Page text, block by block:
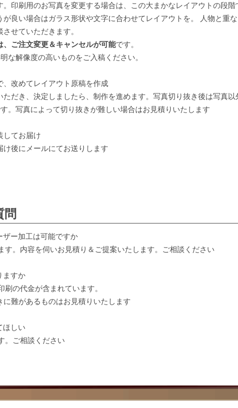
印刷用のお写真を変更する場合は、この大まかなレイアウトの段階
が良い場合はガラス形状や文字に合わせてレイアウトを。 人物と重
せていただきます。
、ご注文変更＆キャンセルが可能です。
な解像度の高いものをご入稿ください。
、改めてレイアウト原稿を作成
だき、決定しましたら、制作を進めます。写真切り抜き後は写真以
。写真によって切り抜きが難しい場合はお見積りいたします
してお届け
け後にメールにてお送りします
問
ザー加工は可能ですか
。内容を伺いお見積り＆ご提案いたします。ご相談ください
ますか
の代金が含まれています。
難があるものはお見積りいたします
ほしい
ご相談ください